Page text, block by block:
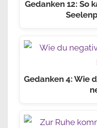
Gedanken 12: So
Gedanken 4: Wie